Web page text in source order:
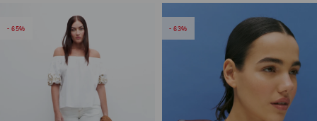
65 63